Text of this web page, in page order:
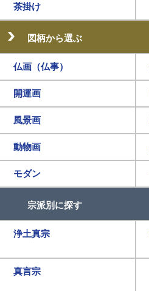
茶掛け
図柄から選ぶ
仏画（仏事）
開運画
風景画
動物画
モダン
宗派別に探す
浄土真宗
真言宗